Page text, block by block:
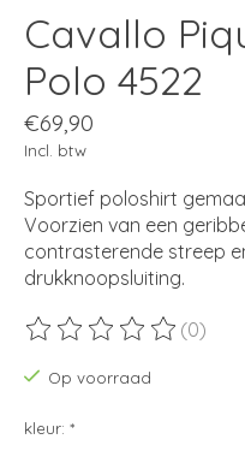
Cavallo
Polo 4522
€69,90
Incl. btw
Sportief poloshirt
Voorzien van een
contrasterende streep
drukknoopsluiting.
De beoordeling van dit
(0)
Op voorraad
kleur: *